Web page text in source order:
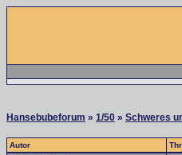
Hansebubeforum » 1/50 » Schweres
Autor